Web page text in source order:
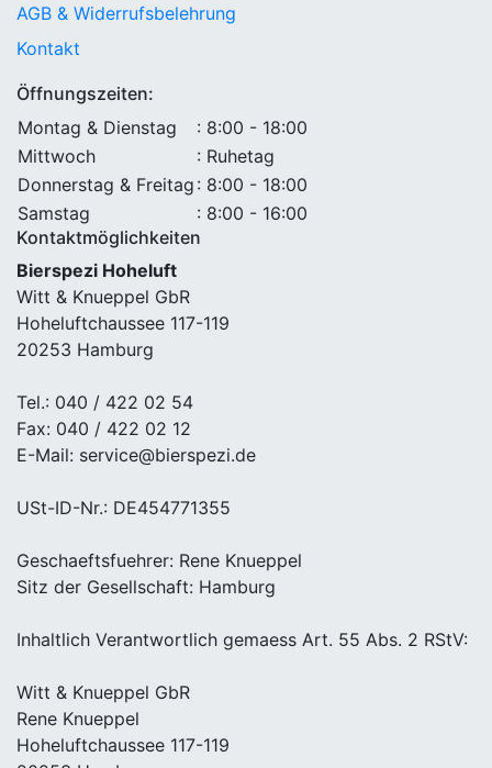
AGB & Widerrufsbelehrung
Kontakt
Öffnungszeiten:
Montag & Dienstag
: 8:00 - 18:00
Mittwoch
: Ruhetag
Donnerstag & Freitag : 8:00 - 18:00
Samstag
: 8:00 - 16:00
Kontaktmöglichkeiten
Bierspezi Hoheluft
Witt & Knueppel GbR
Hoheluftchaussee 117-119
20253 Hamburg
Tel.: 040 / 422 02 54
Fax: 040 / 422 02 12
E-Mail: service@bierspezi.de
USt-ID-Nr.: DE454771355
Geschaeftsfuehrer: Rene Knueppel
Sitz der Gesellschaft: Hamburg
Inhaltlich Verantwortlich gemaess Art. 55 Abs. 2 RStV:
Witt & Knueppel GbR
Rene Knueppel
Hoheluftchaussee 117-119